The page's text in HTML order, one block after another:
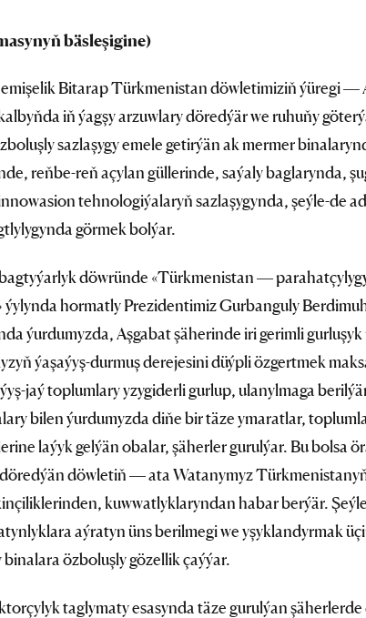
bäsleşigine)
Bitarap Türkmenistan döwletimiziň ýüregi —
iň ýagşy arzuwlary döredýär we ruhuňy
sazlaşygy emele getirýän ak mermer
reňbe-reň açylan güllerinde, saýaly baglarynda,
tehnologiýalaryň sazlaşygynda, şeýle-de
görmek bolýar.
döwründe «Türkmenistan —
ýylynda hormatly Prezidentimiz Gurbanguly
ýurdumyzda, Aşgabat şäherinde iri gerimli
ýaşaýyş-durmuş derejesini düýpli özgertmek
jaý toplumlary yzygiderli gurlup, ulanylmaga
bilen ýurdumyzda diňe bir täze ymaratlar,
laýyk gelýän obalar, şäherler gurulýar. Bu bolsa
döwletiň — ata Watanymyz
kuwwatlyklaryndan habar berýär.
aýratyn üns berilmegi we yşyklandyrmak
özboluşly gözellik çaýýar.
taglymaty esasynda täze gurulýan şäherlerde